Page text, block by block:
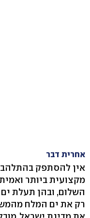
אחרית דבר
אין להסתפק
מקצועית ביותר
השלום, ובהן תעלת
רק את ים המלח